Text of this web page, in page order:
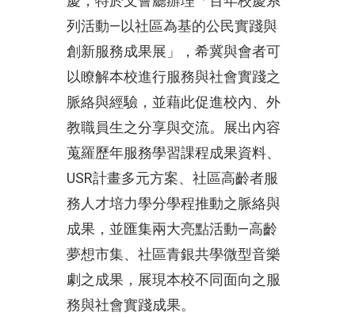
列活動—以社區為基的公民實踐與
創新服務成果展」，希冀與會者可
以瞭解本校進行服務與社會實踐之
脈絡與經驗，並藉此促進校內、外
教職員生之分享與交流。展出內容
蒐羅歷年服務學習課程成果資料、
USR計畫多元方案、社區高齡者服
務人才培力學分學程推動之脈絡與
成果，並匯集兩大亮點活動—高齡
夢想市集、社區青銀共學微型音樂
劇之成果，展現本校不同面向之服
務與社會實踐成果。